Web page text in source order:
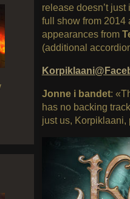
release doesn’t just
full show from 2014
appearances from
(additional
Jonne i bandet:
has no backing
just us, Korpiklaani,